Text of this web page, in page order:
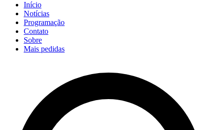
Início
Notícias
Programação
Contato
Sobre
Mais pedidas